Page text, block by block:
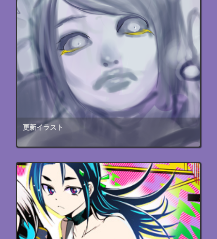
更新イラスト